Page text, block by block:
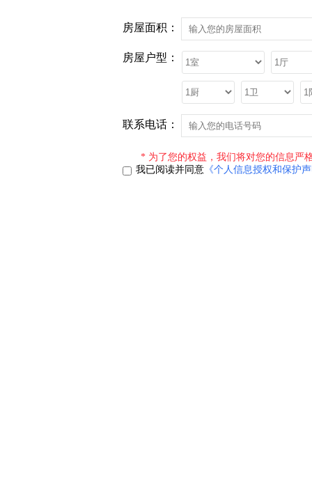
房屋面积：
房屋户型：
联系电话：
* 为了您的权益，我们将对您的信息严
我已阅读并同意《个人信息授权和保护